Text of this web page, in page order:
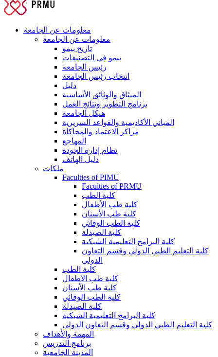
معلومات عن الجامعة
معلومات عن الجامعة
تاريخ بيمو
بيمو في التصنيفات
رئيس الجامعة
انتخاب رئيس الجامعة
دليل
الميثاق والوثائق الأساسية
برنامج التطوير ونتائج العمل
هيكل الجامعة
المباني الأكاديمية والقواعد السريرية
مراكز الاعتماد والمحاكاة
المهاجع
نظام إدارة الجودة
دليل الهاتف
ملكات
Faculties of PIMU
Faculties of PRMU
كلية الطب
كلية طب الأطفال
كلية طب الأسنان
كلية الطب الوقائي
كلية الصيدلة
كلية البرامج التعليمية الشبكية
كلية التعليم الطبي الدولي وقسم التعاون
الدولي
كلية الطب
كلية طب الأطفال
كلية طب الأسنان
كلية الطب الوقائي
كلية الصيدلة
كلية البرامج التعليمية الشبكية
كلية التعليم الطبي الدولي وقسم التعاون الدولي
المهمة والأهداف
برنامج التدريس
المدينة الجامعية